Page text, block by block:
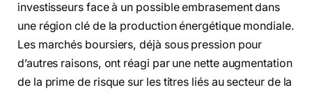
investisseurs face à un possible embrasement dans
une région clé de la production énergétique mondiale.
Les marchés boursiers, déjà sous pression pour
d’autres raisons, ont réagi par une nette augmentation
de la prime de risque sur les titres liés au secteur de la